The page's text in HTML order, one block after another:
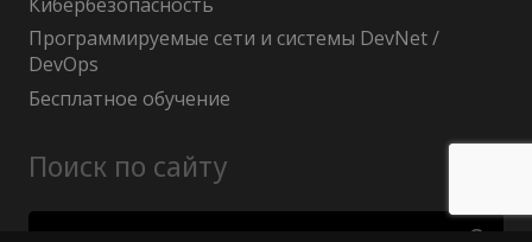
Программируемые сети и системы DevNet /
DevOps
Бесплатное обучение
Поиск по сайту